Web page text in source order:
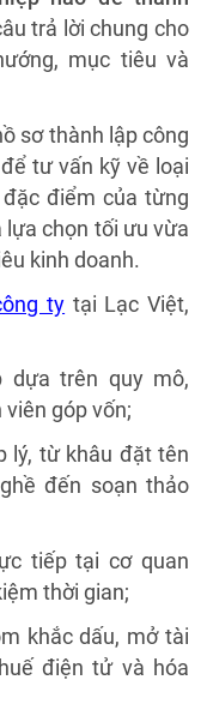
trả lời chung cho
mục tiêu và
sơ thành lập công
tư vấn kỹ về loại
điểm của từng
lựa chọn tối ưu vừa
kinh doanh.
ty tại Lạc Việt,
dựa trên quy mô,
góp vốn;
lý, từ khâu đặt tên
đến soạn thảo
tiếp tại cơ quan
thời gian;
khắc dấu, mở tài
điện tử và hóa